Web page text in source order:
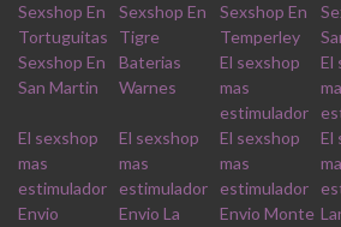
Sexshop En
Tortuguitas
Sexshop En
Tigre
Sexshop En
Temperley
Sexshop En
San Martin
Baterias
Warnes
El sexshop
mas
estimulador
El
El sexshop
mas
estimulador
El sexshop
mas
estimulador
El sexshop
mas
estimulador
El
Envio
Envio La
Envio Monte